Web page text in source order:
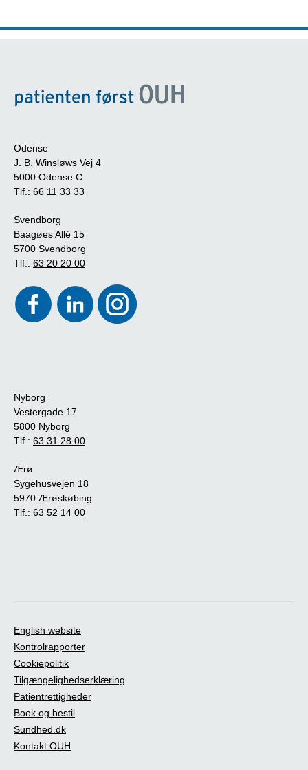
Odense
J. B. Winsløws Vej 4
5000 Odense C
Tlf.: 66 11 33 33
Svendborg
Baagøes Allé 15
5700 Svendborg
Tlf.: 63 20 20 00
Nyborg
Vestergade 17
5800 Nyborg
Tlf.: 63 31 28 00
Ærø
Sygehusvejen 18
5970 Ærøskøbing
Tlf.: 63 52 14 00
English website
Kontrolrapporter
Cookiepolitik
Tilgængelighedserklæring
Patientrettigheder
Book og bestil
Sundhed.dk
Kontakt OUH